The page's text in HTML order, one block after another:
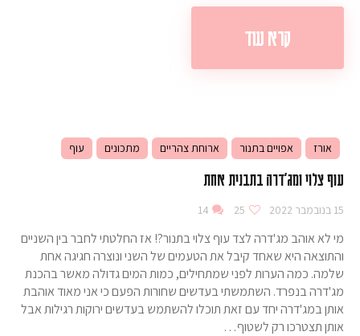
קרא עוד
אורז אפויים בתנור ארוחת צהריים מתכונים עוף
עוף צלוי ומג'דרה בתבנית אחת
15 בנובמבר 2022 25
14
מי לא אוהב מג'דרה לצד עוף צלוי בתנור?! אז החלטתי לחבר בין השניים
והתוצאה היא שאחד קיבל את הטעמים של השני ונוצרה חגיגה אחת
שלמה. כמה הערות לפני שמתחילים, כמות המים גדולה מאשר בהכנת
מג'דרה בנפרד. השתמשתי בעדשים שחורות הפעם כי אני מאוד אוהבת
אותן במג'דרה יחד עם זאת תוכלו להשתמש בעדשים ירוקות רגילות אבל
אותן תצטרכו רק לשטוף…